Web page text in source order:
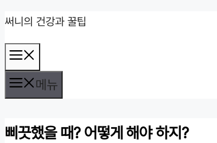
컨
텐
츠
로
너
써니의 건강과 꿀팁
뉴
메뉴
삐끗했을 때? 어떻게 해야 하지?